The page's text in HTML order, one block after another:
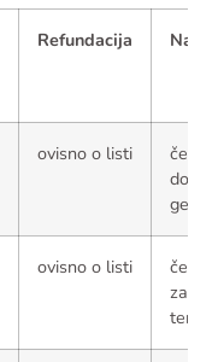
Refundacija
ovisno o listi
često
ovisno o listi
čest
za